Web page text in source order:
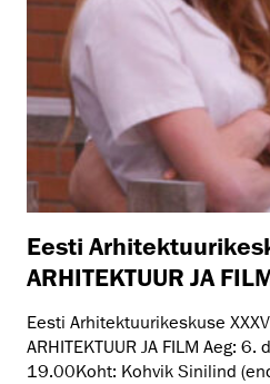
Eesti
ARHITEKTUUR JA
Eesti Arhitektuurikeskuse
ARHITEKTUUR JA FILM Aeg:
19.00Koht: Kohvik Sinilind